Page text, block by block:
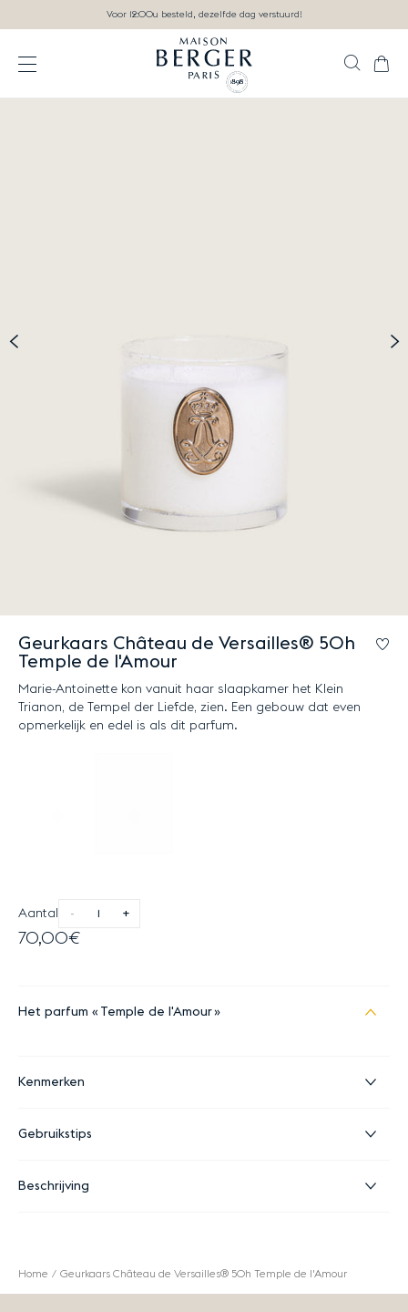
Voor 12:00u besteld, dezelfde dag verstuurd!
Open het menu Zoek
Geurkaars Château de Versailles® 50h
Temple de l'Amour
Marie-Antoinette kon vanuit haar slaapkamer het Klein
Trianon, de Tempel der Liefde, zien. Een gebouw dat even
opmerkelijk en edel is als dit parfum.
Aantal - +
70,00€
Het parfum Temple de l'Amour
Kenmerken
Gebruikstips
Beschrijving
Home Geurkaars Château de Versailles® 50h Temple de l'Amour